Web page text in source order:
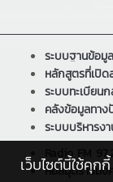
ระบบฐานข้อมู
หลักสูตรที่เปิด
ระบบทะเบียน
คลังข้อมูลทา
ระบบบริหารง
Radio FM
หอสมุดราชมงค
เว็บไซต์นี้ใช้คุกกี้